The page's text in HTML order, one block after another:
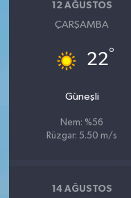
12 AĞUSTOS
ÇARŞAMBA
22°
Güneşli
Nem: %56
Rüzgar: 5.50 m/s
14 AĞUSTOS